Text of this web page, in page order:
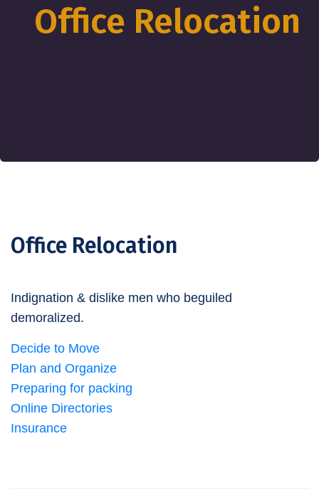
Office Relocation
Office Relocation
Indignation & dislike men who beguiled
demoralized.
Decide to Move
Plan and Organize
Preparing for packing
Online Directories
Insurance